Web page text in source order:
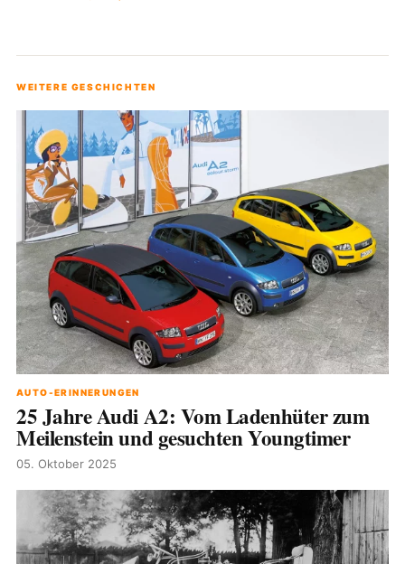
WEITERE GESCHICHTEN
AUTO-ERINNERUNGEN
25 Jahre Audi A2: Vom Ladenhüter zum
Meilenstein und gesuchten Youngtimer
05. Oktober 2025